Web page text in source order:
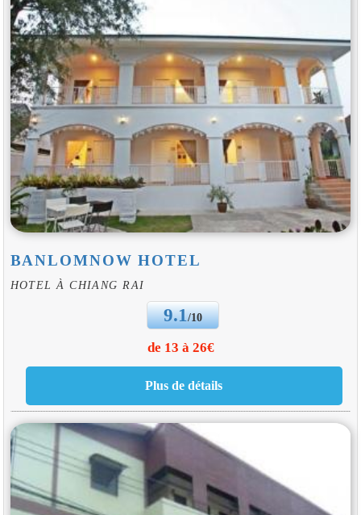
BANLOMNOW HOTEL
HOTEL À CHIANG RAI
9.1/10
de 13 à 26€